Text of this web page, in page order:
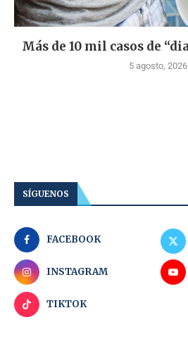
Más de 10 mil casos de
5 agosto, 2026
SÍGUENOS
FACEBOOK
INSTAGRAM
TIKTOK